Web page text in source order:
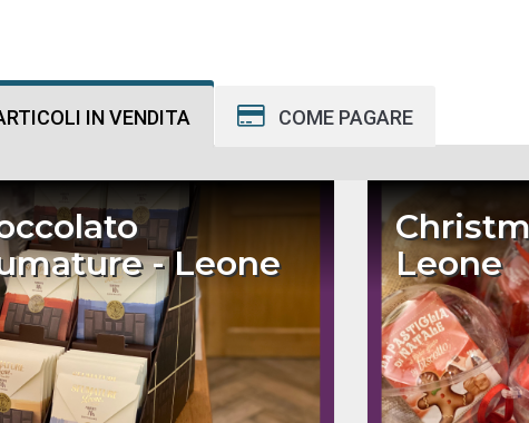
IN VENDITA COME PAGARE
- Leone
Leone